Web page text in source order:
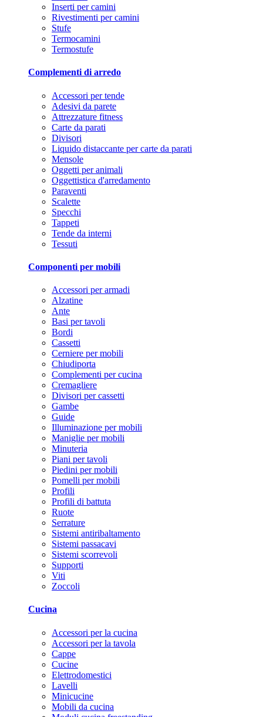
Inserti per camini
Rivestimenti per camini
Stufe
Termocamini
Termostufe
Complementi di arredo
Accessori per tende
Adesivi da parete
Attrezzature fitness
Carte da parati
Divisori
Liquido distaccante per carte da parati
Mensole
Oggetti per animali
Oggettistica d'arredamento
Paraventi
Scalette
Specchi
Tappeti
Tende da interni
Tessuti
Componenti per mobili
Accessori per armadi
Alzatine
Ante
Basi per tavoli
Bordi
Cassetti
Cerniere per mobili
Chiudiporta
Complementi per cucina
Cremagliere
Divisori per cassetti
Gambe
Guide
Illuminazione per mobili
Maniglie per mobili
Minuteria
Piani per tavoli
Piedini per mobili
Pomelli per mobili
Profili
Profili di battuta
Ruote
Serrature
Sistemi antiribaltamento
Sistemi passacavi
Sistemi scorrevoli
Supporti
Viti
Zoccoli
Cucina
Accessori per la cucina
Accessori per la tavola
Cappe
Cucine
Elettrodomestici
Lavelli
Minicucine
Mobili da cucina